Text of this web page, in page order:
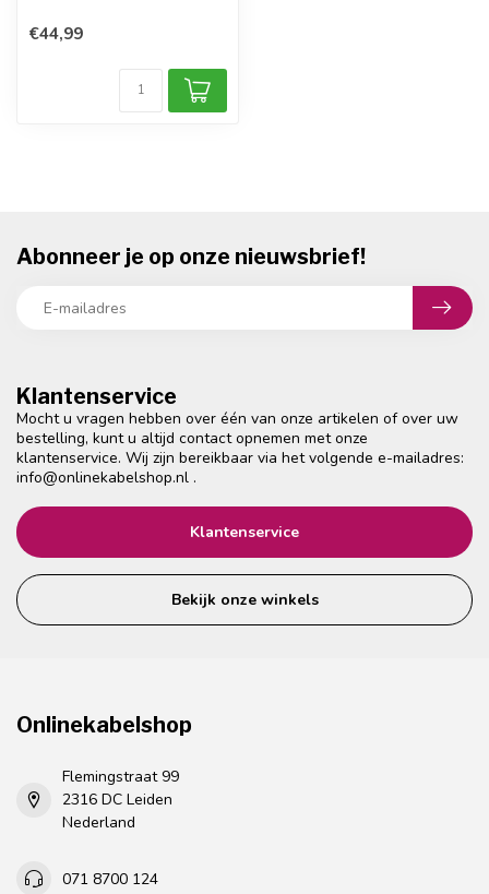
vermogen: 60W
4,8 x 1,7mm, 5,...
€44,99
Klantenservice
Mocht u vragen hebben over één van onze artikelen of over uw
bestelling, kunt u altijd contact opnemen met onze
klantenservice. Wij zijn bereikbaar via het volgende e-mailadres:
info@onlinekabelshop.nl .
Klantenservice
Bekijk onze winkels
Abonneer je op onze nieuwsbrief!
Onlinekabelshop
Flemingstraat 99
2316 DC Leiden
Nederland
071 8700 124